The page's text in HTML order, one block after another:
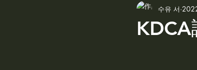
Rice baking 米烘焙
KDCA
수유 서